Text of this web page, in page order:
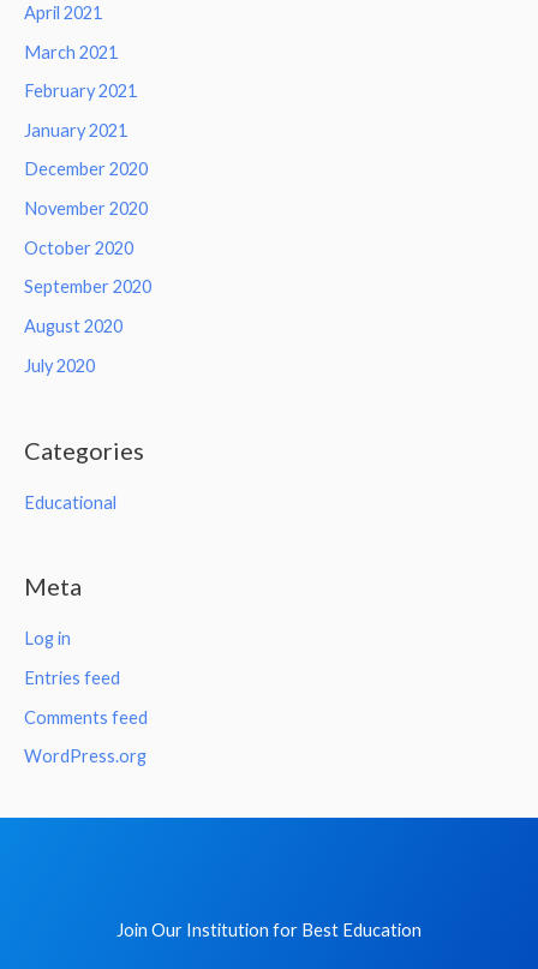
April 2021
March 2021
February 2021
January 2021
December 2020
November 2020
October 2020
September 2020
August 2020
July 2020
Categories
Educational
Meta
Log in
Entries feed
Comments feed
WordPress.org
Join Our Institution for Best Education